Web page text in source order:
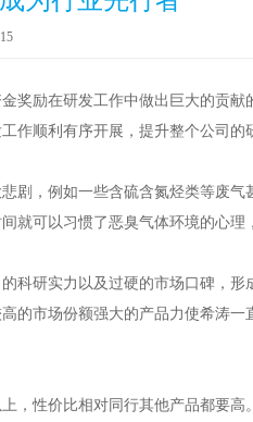
奖励在研发工作中做出巨大的贡献
作顺利有序开展，提升整个公司的
，例如一些含硫含氮烃类等废气
就可以习惯了恶臭气体环境的心理
研实力以及过硬的市场口碑，形
的市场份额强大的产品力使希涛一
性价比相对同行其他产品都要高